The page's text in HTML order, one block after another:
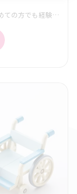
訪問看護ステーションのお仕事です。 初めての方でも経験豊富な看護師が同行訪問し、丁寧に指導します。 精神科訪問看護研修などの外部研修にも積極的に参加します。 スキルアップにより昇給もあり。 オンコールあり。(オンコール対応ありの場合オンコール手当支給) 電動自転車などで訪問看護利用者様のご自宅にうかがい、在宅看護サービスを提供します。ご利用者様は退院後のケアが必要な方、点滴・褥瘡処置・熱傷外傷の処置や、ターミナルケアの方々が中心となります。また、難病、精神科訪問看護、も実施しています。 訪問看護が初めての方でもベテラン訪問看護師が同行訪問してスキルアップをサポートしますので、安心して働いていただけます。